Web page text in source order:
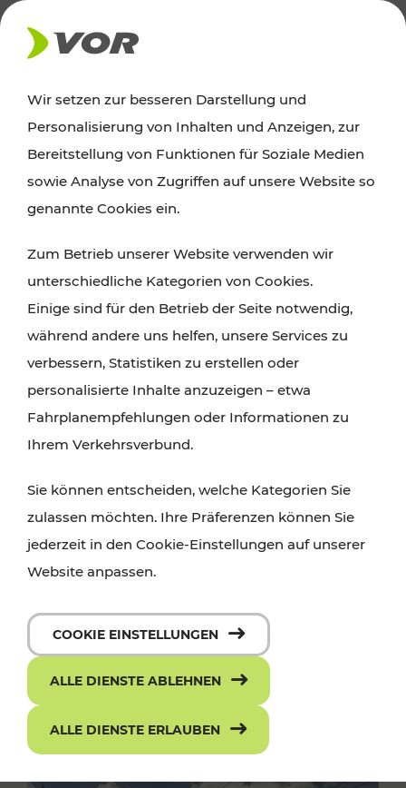
AKTUELLES
News
Alle wichtigen Meldungen zu Fahrplanänderungen,
finden Sie hier im Überblick.
Wir setzen zur besseren Darstellung und
Personalisierung von Inhalten und Anzeigen, zur
Bereitstellung von Funktionen für Soziale Medien
sowie Analyse von Zugriffen auf unsere Website so
genannte Cookies ein.
Zum Betrieb unserer Website verwenden wir
unterschiedliche Kategorien von Cookies.
Einige sind für den Betrieb der Seite notwendig,
während andere uns helfen, unsere Services zu
verbessern, Statistiken zu erstellen oder
personalisierte Inhalte anzuzeigen – etwa
Fahrplanempfehlungen oder Informationen zu
Ihrem Verkehrsverbund.
Sie können entscheiden, welche Kategorien Sie
zulassen möchten. Ihre Präferenzen können Sie
jederzeit in den Cookie-Einstellungen auf unserer
Website anpassen.
COOKIE EINSTELLUNGEN
ALLE DIENSTE ABLEHNEN
ALLE DIENSTE ERLAUBEN